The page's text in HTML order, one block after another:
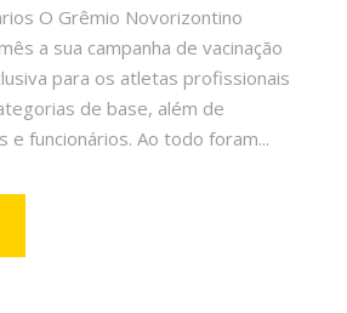
O Grêmio Novorizontino
a sua campanha de vacinação
para os atletas profissionais
de base, além de
e funcionários. Ao todo foram...